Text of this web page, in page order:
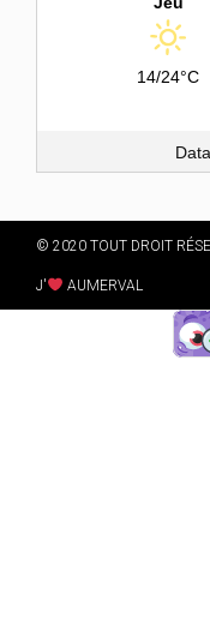
14/24°C
© 2020 TOUT DROIT
J' AUMERVAL